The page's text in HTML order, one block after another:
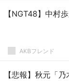
【NGT48】中村
AKBフレンド
【悲報】秋元「